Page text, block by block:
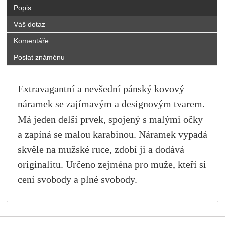
Popis
Váš dotaz
Komentáře
Poslat známénu
Extravagantní a nevšední pánský kovový
náramek se zajímavým a designovým tvarem.
Má jeden delší prvek, spojený s malými očky
a zapíná se malou karabinou. Náramek vypadá
skvěle na mužské ruce, zdobí ji a dodává
originalitu. Určeno zejména pro muže, kteří si
cení svobody a plné svobody.